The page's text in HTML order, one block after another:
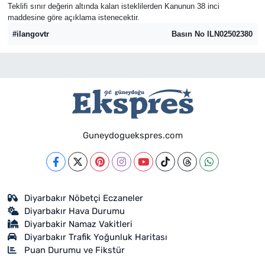
Teklifi sınır değerin altında kalan isteklilerden Kanunun 38 inci
maddesine göre açıklama istenecektir.
#ilangovtr
Basın No ILN02502380
Guneydoguekspres.com
Diyarbakır Nöbetçi Eczaneler
Diyarbakır Hava Durumu
Diyarbakir Namaz Vakitleri
Diyarbakır Trafik Yoğunluk Haritası
Puan Durumu ve Fikstür